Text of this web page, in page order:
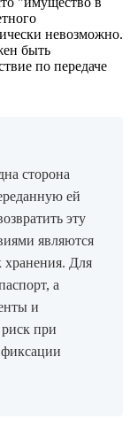
невозможно.
быть
по передаче
сторона
ей
эту
являются
хранения. Для
а
и
при